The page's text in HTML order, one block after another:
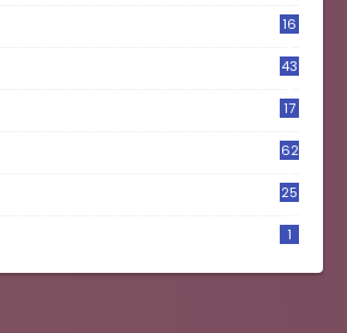
16
43
17
62
25
1